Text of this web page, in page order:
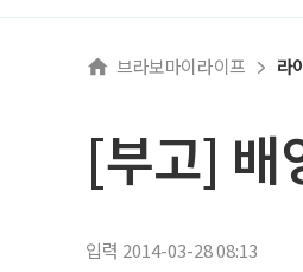
브라보마이라이프 라
[부고] 배
입력 2014-03-28 08:13